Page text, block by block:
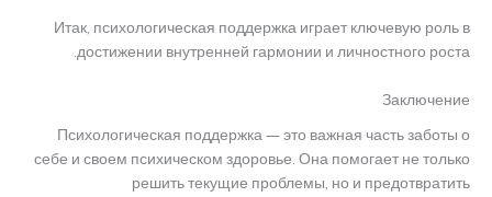
Итак, психологическая поддержка играет ключевую роль в
достижении внутренней гармонии и личностного роста.
Заключение
Психологическая поддержка — это важная часть заботы о
себе и своем психическом здоровье. Она помогает не только
решить текущие проблемы, но и предотвратить